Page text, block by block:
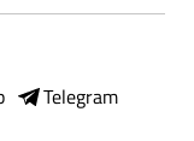
Telegram